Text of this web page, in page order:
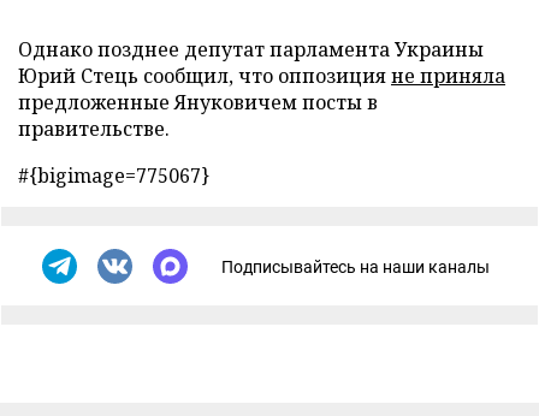
Однако позднее депутат парламента Украины
Юрий Стець сообщил, что оппозицияне приняла
предложенные Януковичем посты в
правительстве.
#{bigimage=775067}
Подписывайтесь на наши каналы